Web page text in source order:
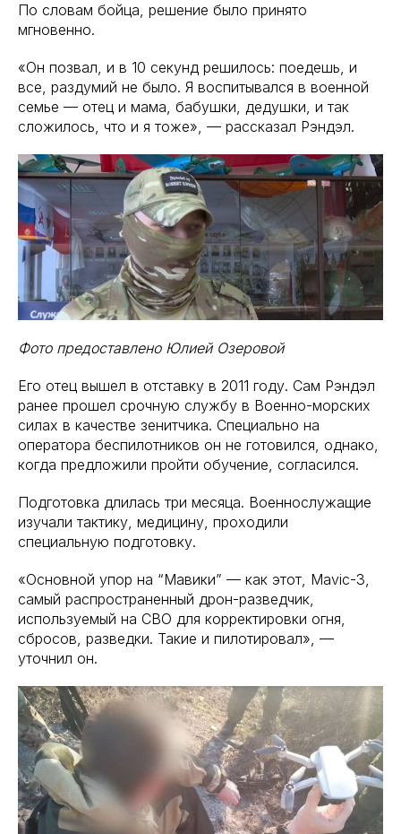
По словам бойца, решение было принято
мгновенно.
«Он позвал, и в 10 секунд решилось: поедешь, и
все, раздумий не было. Я воспитывался в военной
семье — отец и мама, бабушки, дедушки, и так
сложилось, что и я тоже», — рассказал Рэндэл.
Фото предоставлено Юлией Озеровой
Его отец вышел в отставку в 2011 году. Сам Рэндэл
ранее прошел срочную службу в Военно-морских
силах в качестве зенитчика. Специально на
оператора беспилотников он не готовился, однако,
когда предложили пройти обучение, согласился.
Подготовка длилась три месяца. Военнослужащие
изучали тактику, медицину, проходили
специальную подготовку.
«Основной упор на “Мавики” — как этот, Mavic-3,
самый распространенный дрон-разведчик,
используемый на СВО для корректировки огня,
сбросов, разведки. Такие и пилотировал», —
уточнил он.